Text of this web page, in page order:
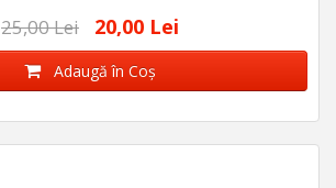
25,00 Lei 20,00 Lei
Adaugă în Coş